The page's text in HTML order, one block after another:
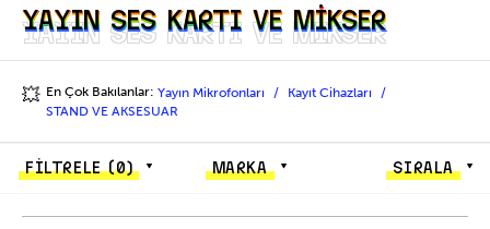
YAYIN SES KARTI VE MİKSER
YAYIN SES KARTI VE MİKSER
💥 En Çok Bakılanlar: Yayın Mikrofonları
Kayıt Cihazları
STAND VE AKSESUAR
FİLTRELE(0) MARKA SIRALA